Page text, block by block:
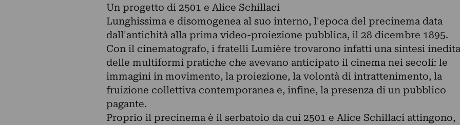
Un progetto di 2501 e Alice Schillaci
Lunghissima e disomogenea al suo interno, l'epoca del precinema data
dall'antichità alla prima video-proiezione pubblica, il 28 dicembre 1895.
Con il cinematografo, i fratelli Lumière trovarono infatti una sintesi inedita
delle multiformi pratiche che avevano anticipato il cinema nei secoli: le
immagini in movimento, la proiezione, la volontà di intrattenimento, la
fruizione collettiva contemporanea e, infine, la presenza di un pubblico
pagante.
Proprio il precinema è il serbatoio da cui 2501 e Alice Schillaci attingono,